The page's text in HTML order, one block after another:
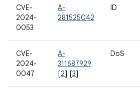
CVE-
2024-
0053
A-
281525042
ID
CVE-
2024-
0047
A-
311687929
[2] [3]
DoS